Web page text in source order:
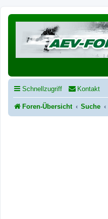
Schnellzugriff Kontakt
Foren-Übersicht Suche